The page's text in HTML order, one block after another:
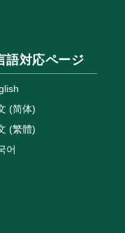
語対応ページ
(简体)
(繁體)
어